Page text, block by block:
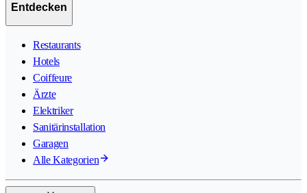
Entdecken
Restaurants
Hotels
Coiffeure
Ärzte
Elektriker
Sanitärinstallation
Garagen
Alle Kategorien